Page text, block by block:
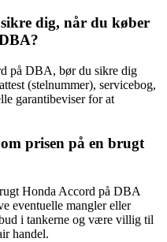
dig, når du køber
på DBA, bør du sikre dig
(stelnummer), servicebog,
garantibeviser for at
prisen på en brugt
Honda Accord på DBA
eventuelle mangler eller
i tankerne og være villig til
handel.